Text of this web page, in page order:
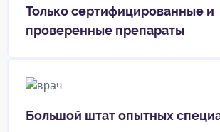
Только сертифицированные и
проверенные препараты
Большой штат опытных